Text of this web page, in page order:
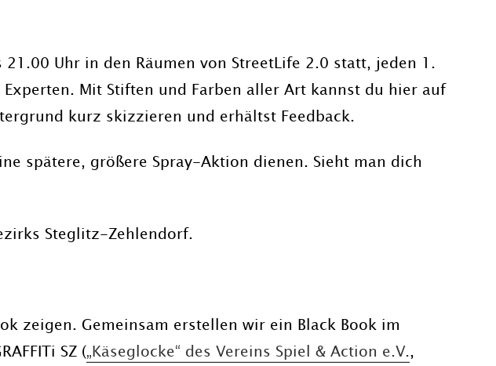
Uhr in den Räumen von StreetLife 2.0 statt, jeden 1.
Mit Stiften und Farben aller Art kannst du hier auf
kurz skizzieren und erhältst Feedback.
spätere, größere Spray-Aktion dienen. Sieht man dich
Steglitz-Zehlendorf.
zeigen. Gemeinsam erstellen wir ein Black Book im
SZ („Käseglocke“ des Vereins Spiel & Action e.V.,